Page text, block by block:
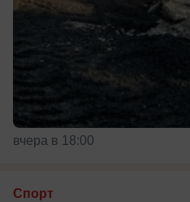
вчера в 18:00
Спорт